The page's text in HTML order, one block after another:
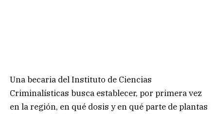
Una becaria del Instituto de Ciencias
Criminalísticas busca establecer, por primera vez
en la región, en qué dosis y en qué parte de plantas